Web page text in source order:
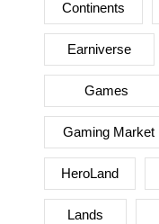
Continents
Earniverse
Games
Gaming Market
HeroLand
Lands